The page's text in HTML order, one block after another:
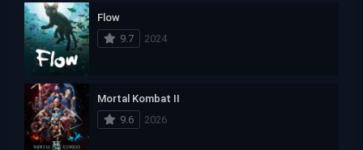
Flow
9.7
2024
Mortal Kombat II
9.6
2026